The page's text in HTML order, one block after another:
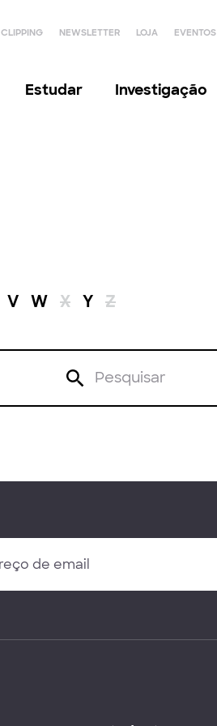
CLIPPING NEWSLETTER LOJA EVENTOS
Estudar Investigação
V W X Y Z